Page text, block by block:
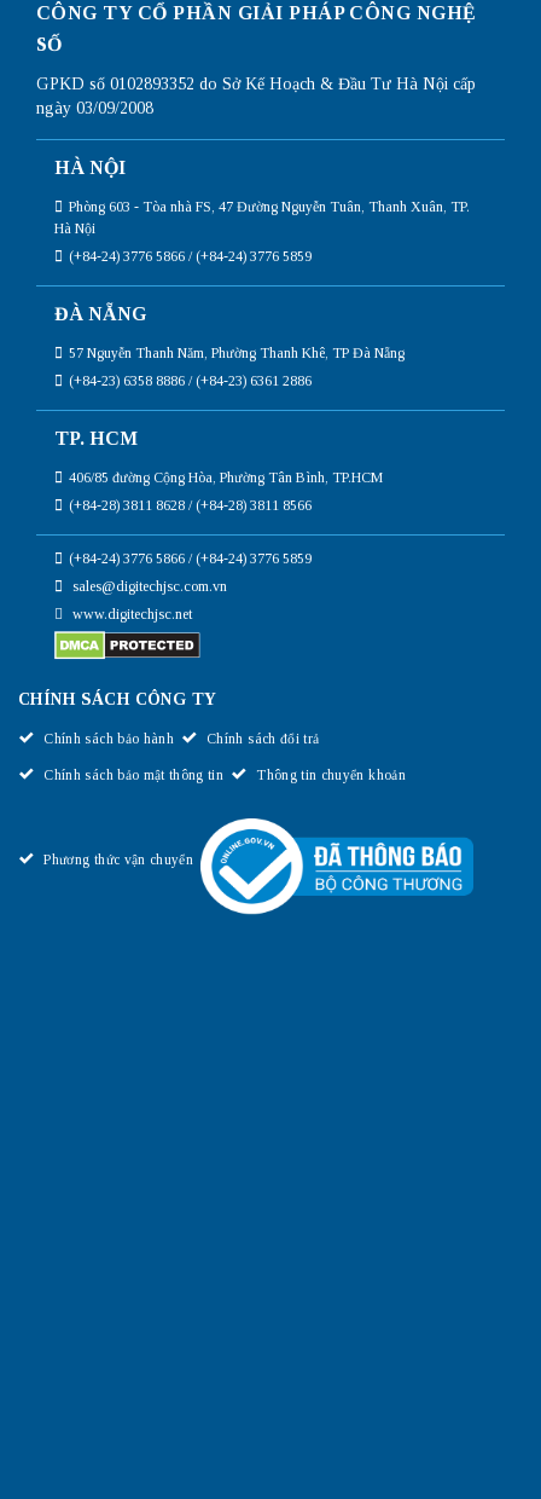
CÔNG TY CỔ PHẦN GIẢI PHÁP CÔNG NGHỆ
SỐ
GPKD số 0102893352 do Sở Kế Hoạch & Đầu Tư Hà Nội cấp
ngày 03/09/2008
HÀ NỘI
Phòng 603 - Tòa nhà FS, 47 Đường Nguyễn Tuân, Thanh Xuân, TP.
Hà Nội
(+84-24) 3776 5866 / (+84-24) 3776 5859
ĐÀ NẴNG
57 Nguyễn Thanh Năm, Phường Thanh Khê, TP Đà Nẵng
(+84-23) 6358 8886 / (+84-23) 6361 2886
TP. HCM
406/85 đường Cộng Hòa, Phường Tân Bình, TP.HCM
(+84-28) 3811 8628 / (+84-28) 3811 8566
(+84-24) 3776 5866 / (+84-24) 3776 5859
sales@digitechjsc.com.vn
www.digitechjsc.net
CHÍNH SÁCH CÔNG TY
Chính sách bảo hành Chính sách đổi trả
Chính sách bảo mật thông tin Thông tin chuyển khoản
Phương thức vận chuyển